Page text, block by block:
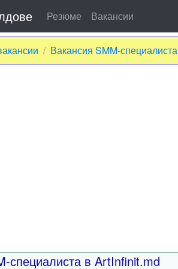
Резюме Вакансии
Вакансия SMM-
специалиста в ArtInfinit.md